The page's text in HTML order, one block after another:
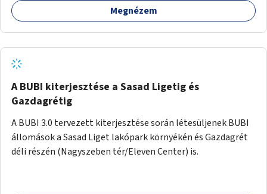
barátságosabbá és zöldebbé lehetne tenni a megállókat.
Megnézem
A BUBI kiterjesztése a Sasad Ligetig és
Gazdagrétig
A BUBI 3.0 tervezett kiterjesztése során létesüljenek BUBI
állomások a Sasad Liget lakópark környékén és Gazdagrét
déli részén (Nagyszeben tér/Eleven Center) is.